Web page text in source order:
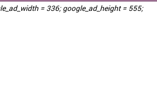
» Visitar tienda
= 336; google_ad_height = 555;